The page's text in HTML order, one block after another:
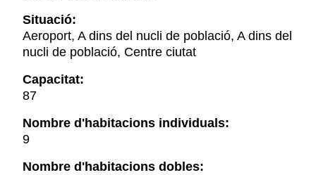
Situació:
Aeroport, A dins del nucli de població, A dins del
nucli de població, Centre ciutat
Capacitat:
87
Nombre d'habitacions individuals:
9
Nombre d'habitacions dobles: